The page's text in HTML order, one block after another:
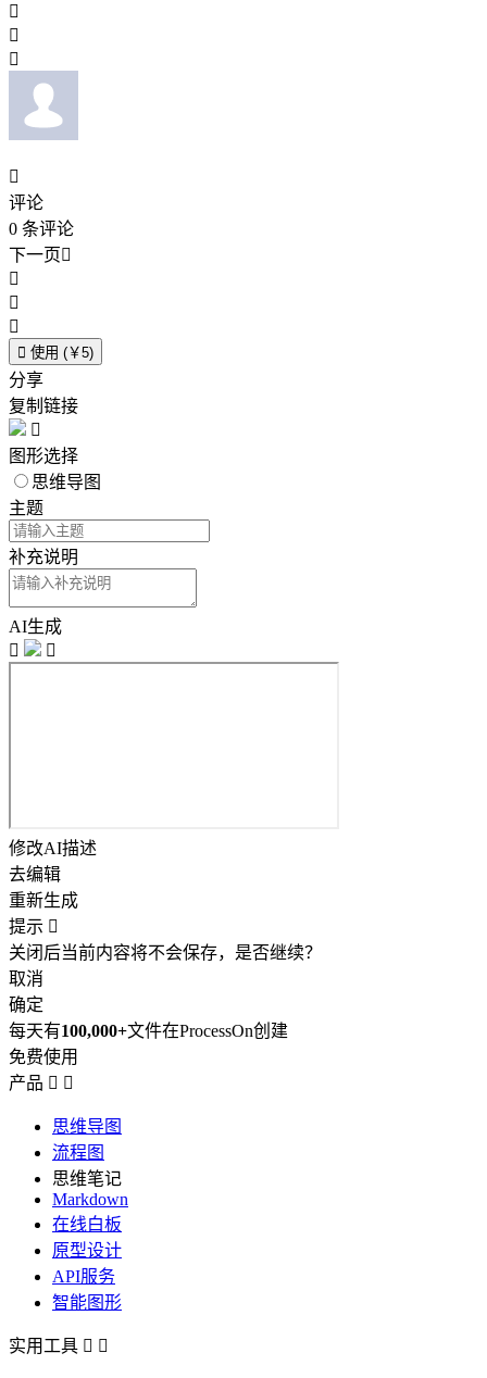




评论
0 条评论
下一页



 使用 (￥5)
分享
复制链接

图形选择
思维导图
主题
补充说明
AI生成


修改AI描述
去编辑
重新生成
提示 
关闭后当前内容将不会保存，是否继续？
取消
确定
每天有100,000+文件在ProcessOn创建
免费使用
产品  
思维导图
流程图
思维笔记
Markdown
在线白板
原型设计
API服务
智能图形
实用工具  